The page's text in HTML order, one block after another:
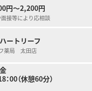
トと両立した働き方を希望する方
興味のある方
円～2,200円
接等により応相談
ートリーフ
薬局 太田店
：00（休憩60分）